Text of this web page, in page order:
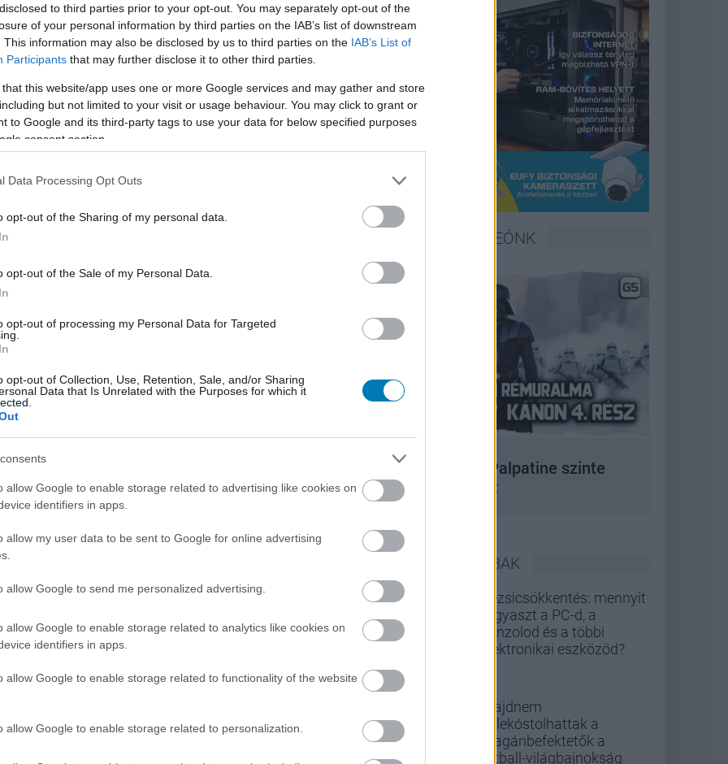
to third parties prior to your opt-out. You may separately opt-out of the
of your personal information by third parties on the IAB’s list of downstream
This information may also be disclosed by us to third parties on the IAB’s List of
Participants that may further disclose it to other third parties.
that this website/app uses one or more Google services and may gather and store
but not limited to your visit or usage behaviour. You may click to grant or
to Google and its third-party tags to use your data for below specified purposes
consent section.
Data Processing Opt Outs
opt-out of the Sharing of my personal data.
opt-out of the Sale of my Personal Data.
opt-out of processing my Personal Data for Targeted
opt-out of Collection, Use, Retention, Sale, and/or Sharing
Data that Is Unrelated with the Purposes for which it
allow Google to enable storage related to advertising like cookies on
identifiers in apps.
allow my user data to be sent to Google for online advertising
allow Google to send me personalized advertising.
allow Google to enable storage related to analytics like cookies on
identifiers in apps.
allow Google to enable storage related to functionality of the website
allow Google to enable storage related to personalization.
vikinges játéktól visszafelé forogna a Föld. Aztán
fejlesztőinek sajátosstratégiai szerepjátéka,
leheletű harcosok szekercecsattogós meséjét
a körökre osztott harcrendszer sajnos soha sem
de beleszaladva a második részbe, már látom,
LEGFRISSEBB VIDEÓNK
A korszak, amikor Palpatine szinte
bármit megtehetett
LEGOLVASOTTABBAK
Rezsicsökkentés: mennyit
fogyaszt a PC-d, a
konzolod és a többi
elektronikai eszközöd?
Majdnem
belekóstolhattak a
magánbefektetők a
futball-világbajnokság